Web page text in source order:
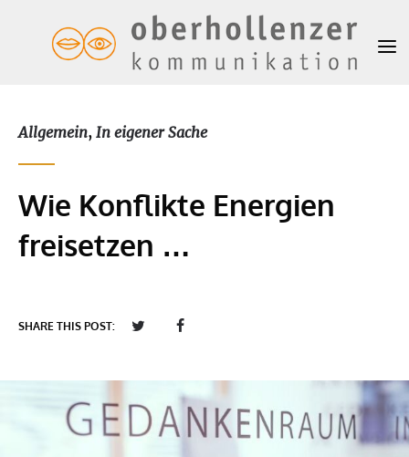
Allgemein, In eigener Sache
Wie Konflikte Energien
freisetzen …
SHARE THIS POST: